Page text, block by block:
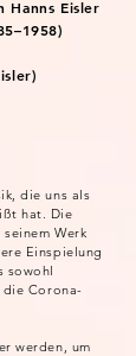
Hanns Eisler
die uns als
hat. Die
Werk
Einspielung
sowohl
die Corona-
werden, um